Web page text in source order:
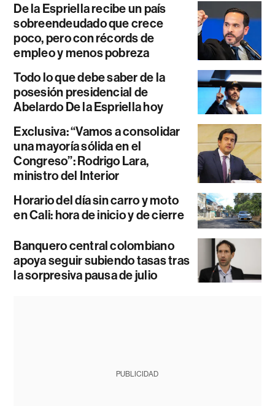
De la Espriella recibe un país
sobreendeudado que crece
poco, pero con récords de
empleo y menos pobreza
Todo lo que debe saber de la
posesión presidencial de
Abelardo De la Espriella hoy
Exclusiva: “Vamos a consolidar
una mayoría sólida en el
Congreso”: Rodrigo Lara,
ministro del Interior
Horario del día sin carro y moto
en Cali: hora de inicio y de cierre
Banquero central colombiano
apoya seguir subiendo tasas tras
la sorpresiva pausa de julio
PUBLICIDAD